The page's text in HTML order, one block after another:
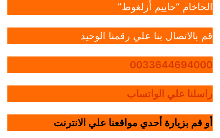
الحاخام “حاييم أزلغوط”
قم بالاتصال بنا علي رقمنا الوحيد
0033644694000
راسلنا علي الواتساب
أو قم بزيارة أحدي مواقعنا علي الانترنت